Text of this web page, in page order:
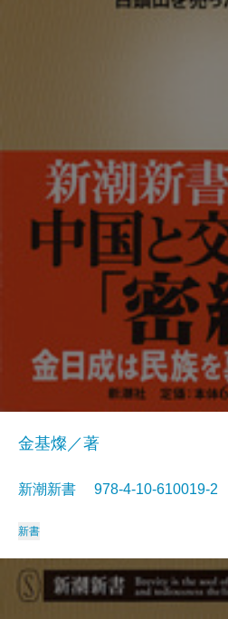
金基燦／著
新潮新書 978-4-10-610019-
新書